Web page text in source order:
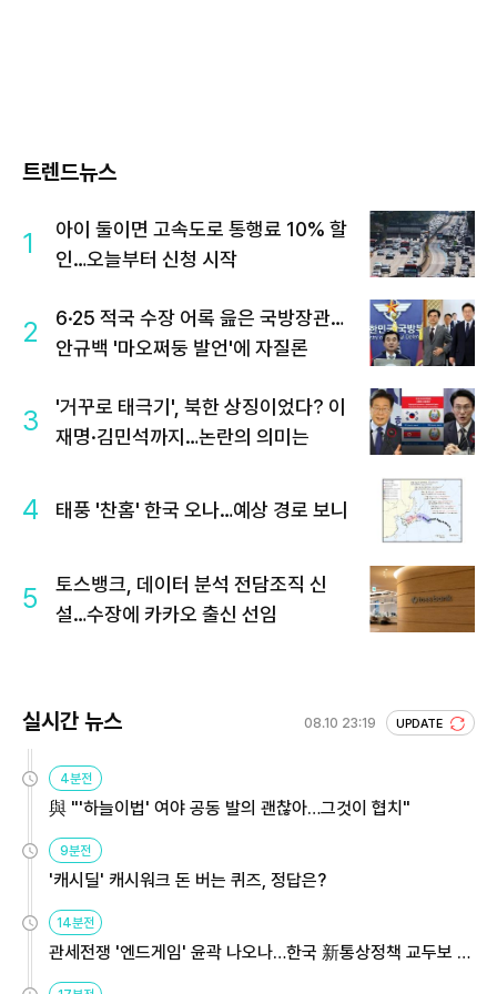
트렌드뉴스
1
아이 둘이면 고속도로 통행료 10% 할
인…오늘부터 신청 시작
2
6·25 적국 수장 어록 읊은 국방장관…
안규백 '마오쩌둥 발언'에 자질론
3
'거꾸로 태극기', 북한 상징이었다? 이
재명·김민석까지…논란의 의미는
4 태풍 '찬홈' 한국 오나…예상 경로 보니
5
토스뱅크, 데이터 분석 전담조직 신
설…수장에 카카오 출신 선임
실시간 뉴스 08.10 23:19 UPDATE
4분전
與 "'하늘이법' 여야 공동 발의 괜찮아…그것이 협치"
9분전
'캐시딜' 캐시워크 돈 버는 퀴즈, 정답은?
14분전
관세전쟁 '엔드게임' 윤곽 나오나…한국 新통상정책 교두보 활